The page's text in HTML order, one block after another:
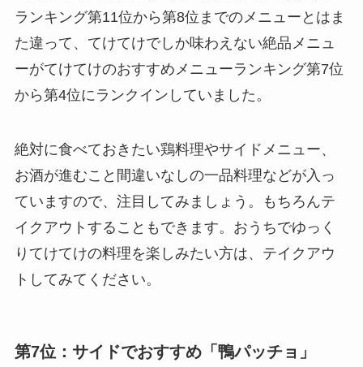
ランキング第11位から第8位までのメニューとはま
た違って、てけてけでしか味わえない絶品メニュ
ーがてけてけのおすすめメニューランキング第7位
から第4位にランクインしていました。
絶対に食べておきたい鶏料理やサイドメニュー、
お酒が進むこと間違いなしの一品料理などが入っ
ていますので、注目してみましょう。もちろんテ
イクアウトすることもできます。おうちでゆっく
りてけてけの料理を楽しみたい方は、テイクアウ
トしてみてください。
第7位：サイドでおすすめ「鴨パッチョ」